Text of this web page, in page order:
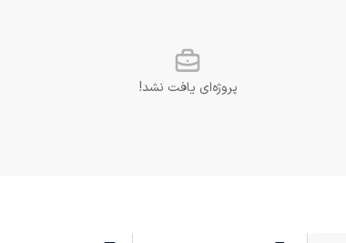
پروژه‌ای یافت نشد!